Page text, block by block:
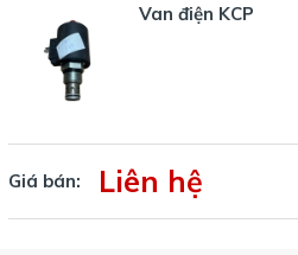
Van điện KCP
Giá bán: Liên hệ